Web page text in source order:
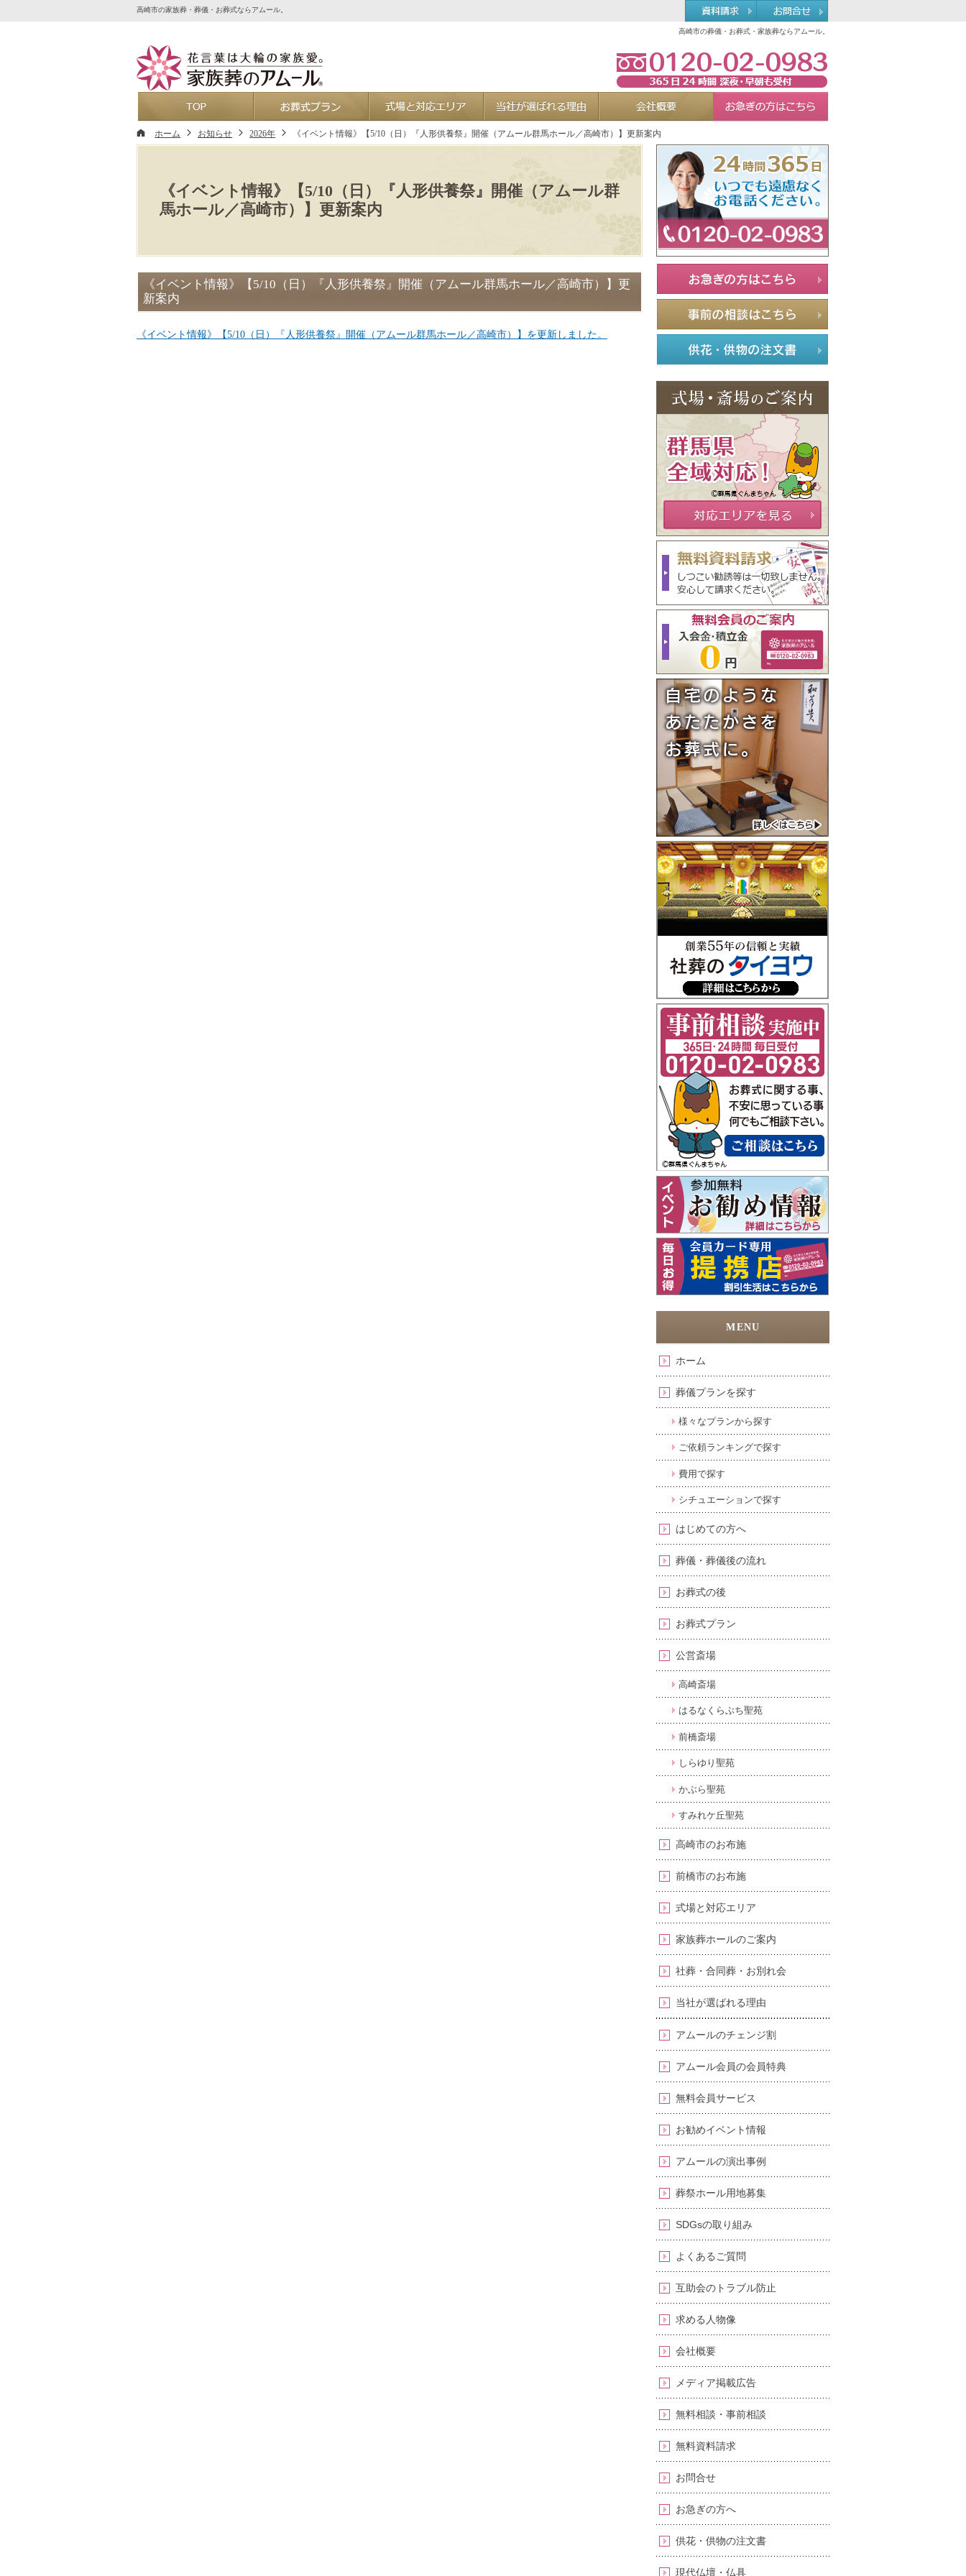
《イベント情報》【5/10（日）『人形供養祭』開催（アムール群
馬ホール／高崎市）】更新案内
高崎市の葬儀・お葬式・家族葬ならアムール。
高崎市の家族葬・葬儀・お葬式ならアムール。
《イベント情報》【5/10（日）『人形供養祭』開催（アムール群馬ホール／高崎市）】更
新案内
《イベント情報》【5/10（日）『人形供養祭』開催（アムール群馬ホール／高崎市）】を更新しました。
ホーム
葬儀プランを探す
様々なプランから探す
ご依頼ランキングで探す
費用で探す
シチュエーションで探す
はじめての方へ
葬儀・葬儀後の流れ
お葬式の後
お葬式プラン
公営斎場
高崎斎場
はるなくらぶち聖苑
前橋斎場
しらゆり聖苑
かぶら聖苑
すみれケ丘聖苑
高崎市のお布施
前橋市のお布施
式場と対応エリア
家族葬ホールのご案内
社葬・合同葬・お別れ会
当社が選ばれる理由
アムールのチェンジ割
アムール会員の会員特典
無料会員サービス
お勧めイベント情報
アムールの演出事例
葬祭ホール用地募集
SDGsの取り組み
よくあるご質問
互助会のトラブル防止
求める人物像
会社概要
メディア掲載広告
無料相談・事前相談
無料資料請求
お問合せ
お急ぎの方へ
供花・供物の注文書
現代仏壇・仏具
ホーム お知らせ 2026年 《イベント情報》【5/10（日）『人形供養祭』開催（アムール群馬ホール／高崎市）】更新案内